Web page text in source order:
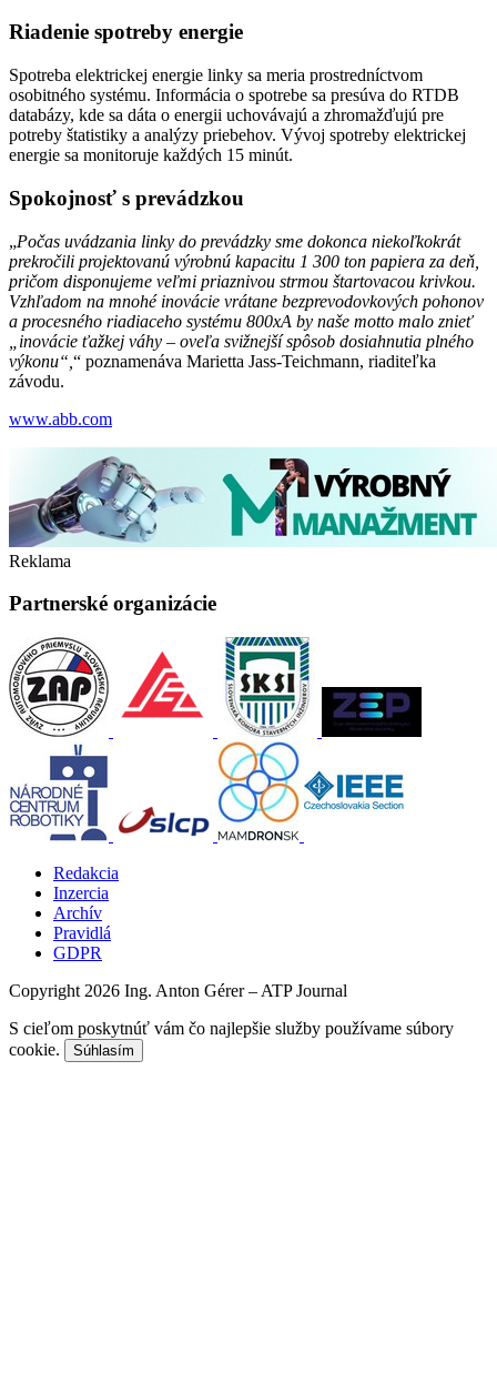
Riadenie spotreby energie
Spotreba elektrickej energie linky sa meria prostredníctvom
osobitného systému. Informácia o spotrebe sa presúva do RTDB
databázy, kde sa dáta o energii uchovávajú a zhromažďujú pre
potreby štatistiky a analýzy priebehov. Vývoj spotreby elektrickej
energie sa monitoruje každých 15 minút.
Spokojnosť s prevádzkou
„Počas uvádzania linky do prevádzky sme dokonca niekoľkokrát
prekročili projektovanú výrobnú kapacitu 1 300 ton papiera za deň,
pričom disponujeme veľmi priaznivou strmou štartovacou krivkou.
Vzhľadom na mnohé inovácie vrátane bezprevodovkových pohonov
a procesného riadiaceho systému 800xA by naše motto malo znieť
„inovácie ťažkej váhy – oveľa svižnejší spôsob dosiahnutia plného
výkonu“, “ poznamenáva Marietta Jass-Teichmann, riaditeľka
závodu.
www.abb.com
Reklama
Partnerské organizácie
Redakcia
Inzercia
Archív
Pravidlá
GDPR
Copyright 2026 Ing. Anton Gérer – ATP Journal
S cieľom poskytnúť vám čo najlepšie služby používame súbory
cookie.
Súhlasím